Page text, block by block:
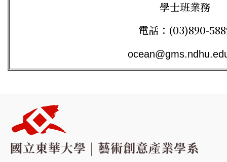
學士班業務
電話：(03)890-